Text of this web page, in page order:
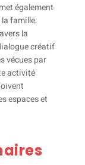
également
famille.
la
créatif
vécues par
activité
espaces et